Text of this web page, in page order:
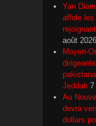
Yan
affole les
août 2026
Moyen-
Jeddah 7
Au
devra
dollars